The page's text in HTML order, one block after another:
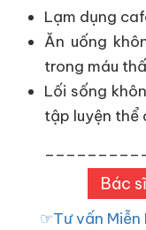
Lạm dụng
Ăn uống
trong máu
Lối sống
tập luyện thể
Bác
☞Tư vấn Miễn